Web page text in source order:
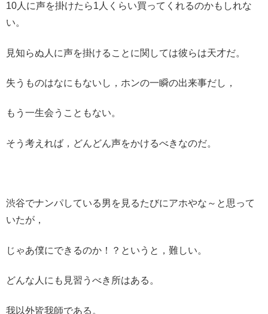
10人に声を掛けたら1人くらい買ってくれるのかもしれな
い。
見知らぬ人に声を掛けることに関しては彼らは天才だ。
失うものはなにもないし，ホンの一瞬の出来事だし，
もう一生会うこともない。
そう考えれば，どんどん声をかけるべきなのだ。
渋谷でナンパしている男を見るたびにアホやな～と思って
いたが，
じゃあ僕にできるのか！？というと，難しい。
どんな人にも見習うべき所はある。
我以外皆我師である。